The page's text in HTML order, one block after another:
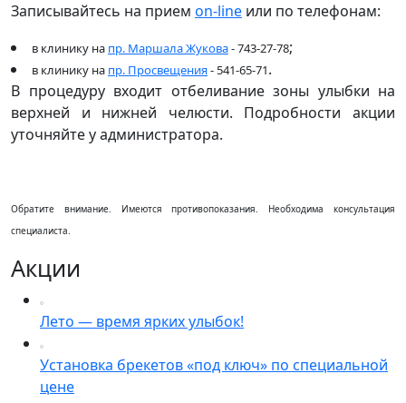
Записывайтесь на прием on-line или по телефонам:
в клинику на пр. Маршала Жукова- 743-27-78;
в клинику на пр. Просвещения- 541-65-71.
В процедуру входит отбеливание зоны улыбки на
верхней и нижней челюсти. Подробности акции
уточняйте у администратора.
Обратите внимание. Имеются противопоказания. Необходима консультация
специалиста.
Акции
Лето — время ярких улыбок!
Установка брекетов «под ключ» по специальной
цене